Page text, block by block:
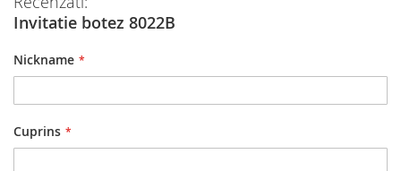
Invitatie botez 8022B
Nickname
Cuprins